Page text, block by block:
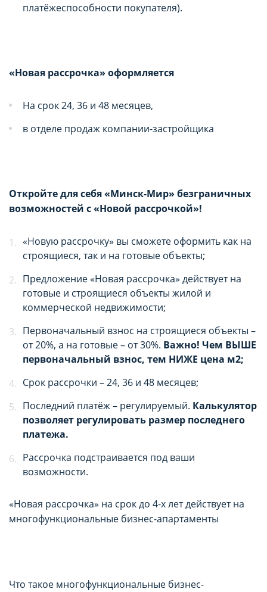
платёжеспособности покупателя).
«Новая рассрочка» оформляется
На срок 24, 36 и 48 месяцев,
в отделе продаж компании-застройщика
Откройте для себя «Минск-Мир» безграничных
возможностей с «Новой рассрочкой»!
«Новую рассрочку» вы сможете оформить как на
строящиеся, так и на готовые объекты;
Предложение «Новая рассрочка» действует на
готовые и строящиеся объекты жилой и
коммерческой недвижимости;
Первоначальный взнос на строящиеся объекты –
от 20%, а на готовые – от 30%. Важно! Чем ВЫШЕ
первоначальный взнос, тем НИЖЕ цена м2;
Срок рассрочки – 24, 36 и 48 месяцев;
Последний платёж – регулируемый. Калькулятор
позволяет регулировать размер последнего
платежа.
Рассрочка подстраивается под ваши
возможности.
«Новая рассрочка» на срок до 4-х лет действует на
многофункциональные бизнес-апартаменты
Что такое многофункциональные бизнес-